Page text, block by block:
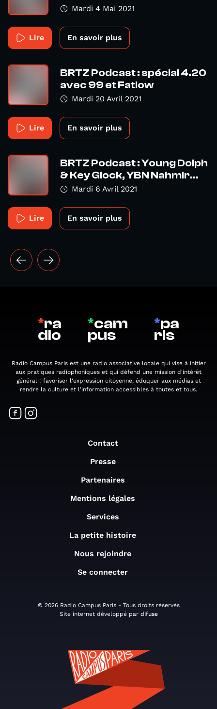
Mardi 4 Mai 2021
Lire En savoir plus
BRTZ Podcast : spécial 4.20
avec 99 et Fatlow
Mardi 20 Avril 2021
Lire En savoir plus
BRTZ Podcast : Young Dolph
& Key Glock, YBN Nahmir...
Mardi 6 Avril 2021
Lire En savoir plus
*ra
dio
*cam
pus
*pa
ris
Radio Campus Paris est une radio associative locale qui vise à initier
aux pratiques radiophoniques et qui défend une mission d'intérêt
général : favoriser l'expression citoyenne, éduquer aux médias et
rendre la culture et l'information accessibles à toutes et tous.
Contact
Presse
Partenaires
Mentions légales
Services
La petite histoire
Nous rejoindre
Se connecter
© 2026 Radio Campus Paris - Tous droits réservés
Site internet développé par difuse